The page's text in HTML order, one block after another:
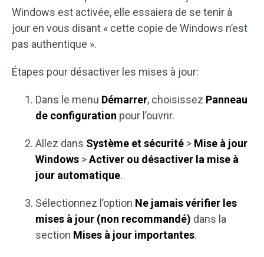
Windows est activée, elle essaiera de se tenir à
jour en vous disant « cette copie de Windows n’est
pas authentique ».
Étapes pour désactiver les mises à jour:
Dans le menu Démarrer, choisissez Panneau
de configuration pour l’ouvrir.
Allez dans Système et sécurité > Mise à jour
Windows >Activer ou désactiver la mise à
jour automatique.
Sélectionnez l’option Ne jamais vérifier les
mises à jour (non recommandé) dans la
section Mises à jour importantes.